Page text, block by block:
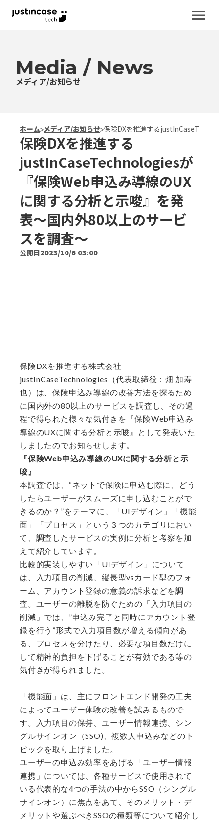
menu
Media / News
メディア/お知らせ
ホーム>メディア/お知らせ>保険DXを推進する
保険DXを推進する
justInCaseTechnologiesが
『保険Web申込み導線のUX
に関する分析と示唆』を発
表〜国内外80以上のサービ
スを調査〜
公開日2023/10/6 03:00
保険DXを推進する株式会社
justInCaseTechnologies（代表取締役：畑 加寿
也）は、保険申込み導線の改善方法を探るため
に国内外の80以上のサービスを調査し、その過
程で得られた様々な気付きを『保険Web申込み
導線のUXに関する分析と示唆』として発表いた
しましたのでお知らせします。
『保険Web申込み導線のUXに関する分析と示
唆』
本調査では、“ネットで保険に申込む際に、どう
したらユーザーがスムーズに申し込むことがで
きるのか？”​​をテーマに、「UIデザイン」「機能
面」「プロセス」という３つのカテゴリにおい
て、調査したサービスの実例に分析と考察を加
えて紹介しています。
比較的実装しやすい「UIデザイン」について
は、入力項目の削減、縦長型vsカード型のフォ
ーム、アカウント登録の意義の訴求など​​を調
査。ユーザーの離脱を防ぐための「入力項目の
削減」では、”申込み完了と同時にアカウント登
録を行う”形式で入力項目数が増える傾向があ
る、プロセスを分けたり、必要な項目数だけに
して精神的負担を下げることが有効である等の
気付きが得られました。
「機能面」は、主にフロントエンド開発の工夫
によってユーザー体験の改善を試みるもので
す。入力項目の保持、ユーザー情報連携、シン
グルサインオン（SSO)、複数人申込みなどのト
ピックを取り上げました。
ユーザーの申込み効率をあげる「ユーザー情報
連携」については、各種サービスで使用されて
いる代表的な4つの手法の中からSSO（シングル
サインオン）に焦点をあて、そのメリット・デ
メリットや選ぶべきSSOの種類等について紹介し